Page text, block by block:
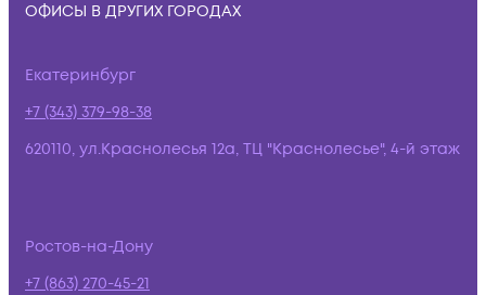
ОФИСЫ В ДРУГИХ ГОРОДАХ
Екатеринбург
+7 (343) 379-98-38
620110, ул.Краснолесья 12а, ТЦ "Краснолесье", 4-й этаж
Ростов-на-Дону
+7 (863) 270-45-21